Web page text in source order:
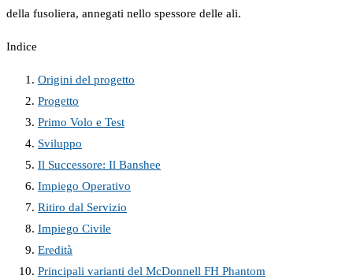
della fusoliera, annegati nello spessore delle ali.
Indice
Origini del progetto
Progetto
Primo Volo e Test
Sviluppo
Il Successore: Il Banshee
Impiego Operativo
Ritiro dal Servizio
Impiego Civile
Eredità
Principali varianti del McDonnell FH Phantom